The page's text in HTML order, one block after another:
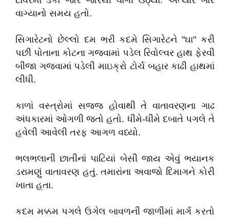
વાગ્યાનો સમય હતો.
સિગારેટનો છેલ્લો દમ ભરી કદમે સિગારેટને "ઘા" કરી
પછી પોતાના કોટના ગજવામાં પડેલ રિવોલ્વર હાથ ફેરવી
બીજા ગજવામાં પડેલી માઇક્રો ટોર્ચ બહાર કાઢી હાથમાં
લીધી.
કાળાં વસ્ત્રોમાં સજ્જ હોવાથી તે વાતાવરણના ગાઢ
અંધકારમાં ઓગળી જતો હતો. ધીમે-ધીમે દબાતે પગલે તે
હવેલી આવેલી તરફ આગળ વધ્યો.
ભલભલાની છાતીનાં પાટિયાં બેસી જાય એવું ભયાનક
ડરામણું વાતાવરણ હતું. તમારાંના અવાજો દિમાગને કોરી
ખાતા હતા.
કદમ મક્કમ પગલે ઉગેલ બાવળની જાળીમાં માર્ગ કરતો